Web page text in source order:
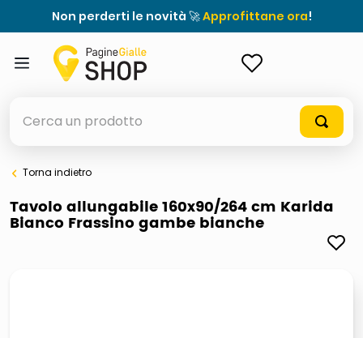
Non perderti le novità 🚀Approfittane ora!
elenchi telefonici
orologio parete
Torna indietro
Tavolo allungabile 160x90/264 cm Karida
Bianco Frassino gambe bianche